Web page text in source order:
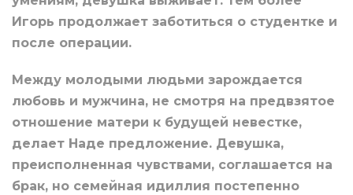
Игорь продолжает заботиться о студентке и
после операции.
Между молодыми людьми зарождается
любовь и мужчина, не смотря на предвзятое
отношение матери к будущей невестке,
делает Наде предложение. Девушка,
преисполненная чувствами, соглашается на
брак, но семейная идиллия постепенно